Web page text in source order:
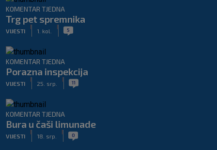
KOMENTAR TJEDNA
Trg pet spremnika
VIJESTI 1. kol. 5
KOMENTAR TJEDNA
Porazna inspekcija
VIJESTI 25. srp. 11
KOMENTAR TJEDNA
Bura u čaši limunade
VIJESTI 18. srp. 0